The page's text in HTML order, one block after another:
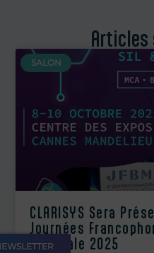
Articles
SALON
CLARISYS Sera
Journées
Médicale 2025